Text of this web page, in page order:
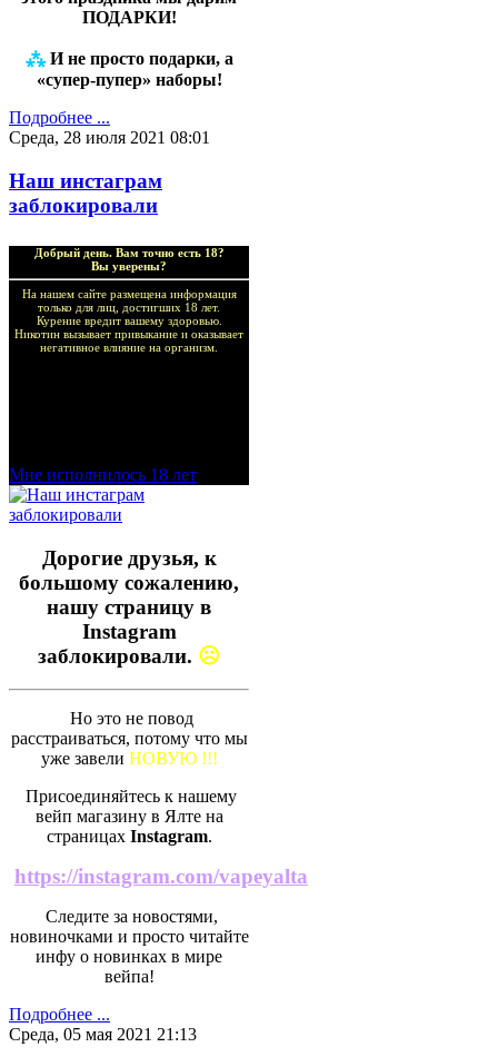
ПОДАРКИ!
⁂И не просто подарки, а
«супер-пупер» наборы!
Подробнее ...
Среда, 28 июля 2021 08:01
Наш инстаграм
заблокировали
Добрый день. Вам точно есть 18?
Вы уверены?
На нашем сайте размещена информация
только для лиц, достигших 18 лет.
Курение вредит вашему здоровью.
Никотин вызывает привыкание и оказывает
негативное влияние на организм.
Мне исполнилось 18 лет
Дорогие друзья, к
большому сожалению,
нашу страницу в
Instagram
заблокировали. ☹
Но это не повод
расстраиваться, потому что мы
уже завели НОВУЮ !!!
Присоединяйтесь к нашему
вейп магазину в Ялте на
страницах Instagram.
https://instagram.com/vapeyalta
Следите за новостями,
новиночками и просто читайте
инфу о новинках в мире
вейпа!
Подробнее ...
Среда, 05 мая 2021 21:13